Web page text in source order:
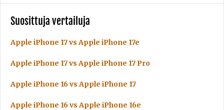
Suosittuja vertailuja
Apple iPhone 17 vs Apple iPhone 17e
Apple iPhone 17 vs Apple iPhone 17 Pro
Apple iPhone 16 vs Apple iPhone 17
Apple iPhone 16 vs Apple iPhone 16e